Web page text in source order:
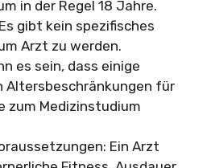
in der Regel 18 Jahre.
gibt kein spezifisches
Arzt zu werden.
es sein, dass einige
Altersbeschränkungen für
zum Medizinstudium
Ein Arzt